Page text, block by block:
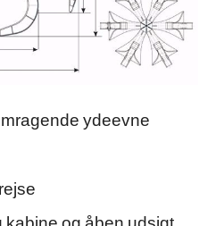
ydeevne
og åben udsigt